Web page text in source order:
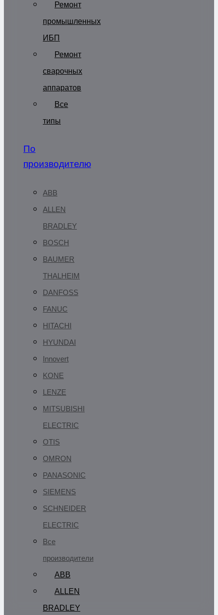
Ремонт
промышленных
ИБП
Ремонт
сварочных
аппаратов
Все
типы
По
производителю
ABB
ALLEN
BRADLEY
BOSCH
BAUMER
THALHEIM
DANFOSS
FANUC
HITACHI
HYUNDAI
Innovert
KONE
LENZE
MITSUBISHI
ELECTRIC
OTIS
OMRON
PANASONIC
SIEMENS
SCHNEIDER
ELECTRIC
Все
производители
ABB
ALLEN
BRADLEY